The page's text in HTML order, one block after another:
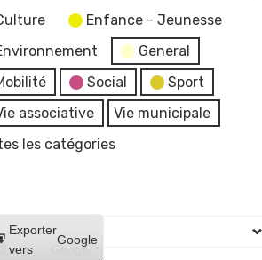
Enfance - Jeunesse
General
Social
Sport
associative
Vie municipale
les catégories
Créer
un
Google
Exporter
vers
Google